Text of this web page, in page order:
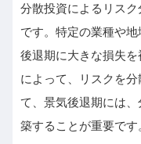
分散投資によるリス
です。特定の業種や
後退期に大きな損失
によって、リスクを
て、景気後退期には
築することが重要です